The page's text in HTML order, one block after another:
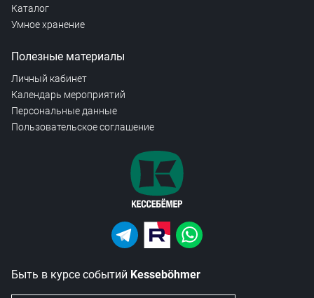
Каталог
Умное хранение
Полезные материалы
Личный кабинет
Календарь мероприятий
Персональные данные
Пользовательское соглашение
Быть в курсе событий Kesseböhmer